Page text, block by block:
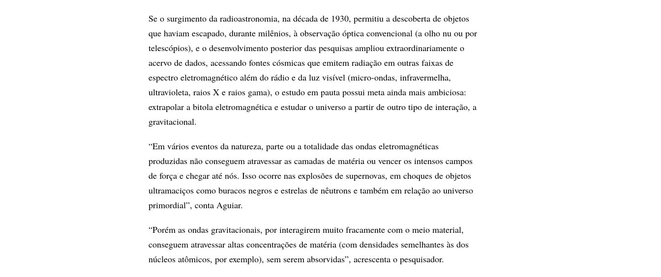
Se o surgimento da radioastronomia, na década de 1930, permitiu a descoberta de objetos
que haviam escapado, durante milênios, à observação óptica convencional (a olho nu ou por
telescópios), e o desenvolvimento posterior das pesquisas ampliou extraordinariamente o
acervo de dados, acessando fontes cósmicas que emitem radiação em outras faixas de
espectro eletromagnético além do rádio e da luz visível (micro-ondas, infravermelha,
ultravioleta, raios X e raios gama), o estudo em pauta possui meta ainda mais ambiciosa:
extrapolar a bitola eletromagnética e estudar o universo a partir de outro tipo de interação, a
gravitacional.
“Em vários eventos da natureza, parte ou a totalidade das ondas eletromagnéticas
produzidas não conseguem atravessar as camadas de matéria ou vencer os intensos campos
de força e chegar até nós. Isso ocorre nas explosões de supernovas, em choques de objetos
ultramaciços como buracos negros e estrelas de nêutrons e também em relação ao universo
primordial”, conta Aguiar.
“Porém as ondas gravitacionais, por interagirem muito fracamente com o meio material,
conseguem atravessar altas concentrações de matéria (com densidades semelhantes às dos
núcleos atômicos, por exemplo), sem serem absorvidas”, acrescenta o pesquisador.